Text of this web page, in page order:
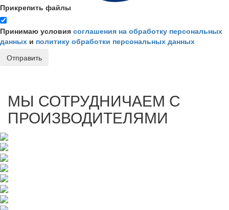
Прикрепить файлы
Принимаю условия соглашения на обработку персональных
данных и политику обработки персональных данных
Отправить
МЫ СОТРУДНИЧАЕМ С
ПРОИЗВОДИТЕЛЯМИ